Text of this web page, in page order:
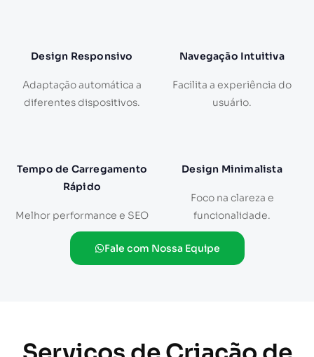
Design Responsivo
Adaptação automática a
diferentes dispositivos.
Navegação Intuitiva
Facilita a experiência do
usuário.
Tempo de Carregamento
Rápido
Melhor performance e SEO
Design Minimalista
Foco na clareza e
funcionalidade.
Fale com Nossa Equipe